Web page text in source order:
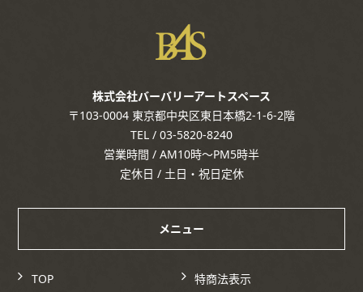
株式会社バーバリーアートスペース
〒103-0004 東京都中央区東日本橋2-1-6-2階
TEL / 03-5820-8240
営業時間 / AM10時～PM5時半
定休日 / 土日・祝日定休
メニュー
TOP 特商法表示